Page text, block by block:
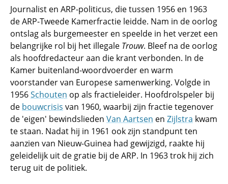
Journalist en ARP-politicus, die tussen 1956 en 1963
de ARP-Tweede Kamerfractie leidde. Nam in de oorlog
ontslag als burgemeester en speelde in het verzet een
belangrijke rol bij het illegale Trouw. Bleef na de oorlog
als hoofdredacteur aan die krant verbonden. In de
Kamer buitenland-woordvoerder en warm
voorstander van Europese samenwerking. Volgde in
1956Schouten op als fractieleider. Hoofdrolspeler bij
de bouwcrisis van 1960, waarbij zijn fractie tegenover
de 'eigen' bewindslieden Van Aartsen en Zijlstra kwam
te staan. Nadat hij in 1961 ook zijn standpunt ten
aanzien van Nieuw-Guinea had gewijzigd, raakte hij
geleidelijk uit de gratie bij de ARP. In 1963 trok hij zich
terug uit de politiek.